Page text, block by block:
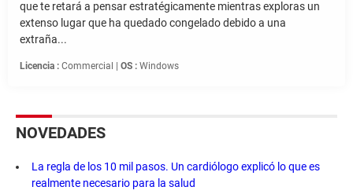
que te retará a pensar estratégicamente mientras exploras un
extenso lugar que ha quedado congelado debido a una
extraña...
Licencia : Commercial | OS : Windows
NOVEDADES
La regla de los 10 mil pasos. Un cardiólogo explicó lo que es
realmente necesario para la salud